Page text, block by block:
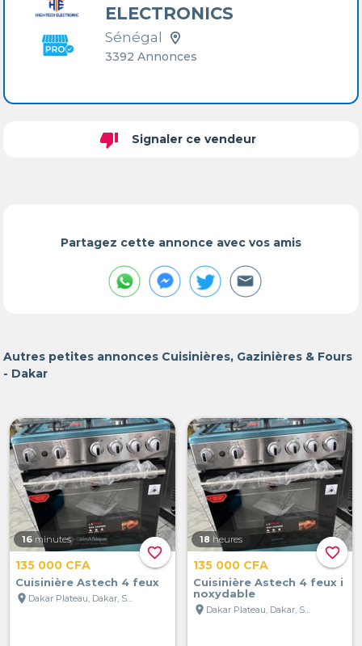
ELECTRONICS
Sénégal
3392 Annonces
thumb_down Signaler ce vendeur
Partagez cette annonce avec vos amis
Autres petites annonces Cuisinières, Gazinières & Fours
- Dakar
favorite_border
16 minutes
135 000 CFA
Cuisinière Astech 4 feux
location_on
Dakar Plateau, Dakar, Sénégal
favorite_border
18 heures
135 000 CFA
Cuisinière Astech 4 feux i
noxydable
location_on
Dakar Plateau, Dakar, Sénégal